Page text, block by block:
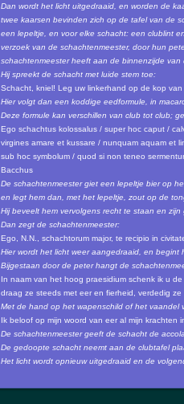
Dan wordt het licht uitgedraaid, en worden de
twee kaarsen bevinden zich op de tafel van de
een lepeltje, en voor elke schacht: een clublint
verzoek van de schachtenmeester, door hun
schachtenmeester heeft aan de binnenzijde
Hij spreekt de schacht met luide stem toe:
Schacht, kniel! Leg uw linkerhand op de kop
Hier volgt dan een koddige eedformule, in
Deze formule kan verschillen van club tot club;
Ego schachtus kolossalus / super hoc caput /
virgines amare et kussare / nunquam aquam et
sub hoc symbolum / quod si non teneo
Bacchus
De schachtenmeester giet een lepeltje bier op
en legt hem dan, met het lepeltje, zout op de
Hij beveelt hem vervolgens recht te staan en
Dan zegt de schachtenmeester:
Ego, N.N., schachtorum major, te recipio in
Hier wordt het licht weer aangedraaid, en
Bijgestaan door de peter hangt de
In naam van het hoog praesidium schenk ik u
draag ze steeds met eer en fierheid, verdedig
Met de hand op het wapenschild of het
Ik beloof op mijn woord van eer al mijn
De schachtenmeester geeft de schacht de
De gedoopte schacht neemt aan de clubtafel
Het licht wordt opnieuw uitgedraaid en de